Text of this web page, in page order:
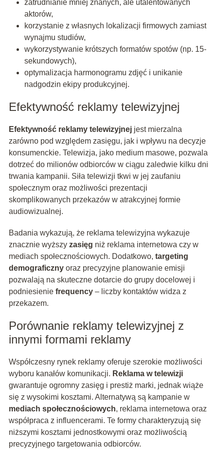
zatrudnianie mniej znanych, ale utalentowanych
aktorów,
korzystanie z własnych lokalizacji firmowych zamiast
wynajmu studiów,
wykorzystywanie krótszych formatów spotów (np. 15-
sekundowych),
optymalizacja harmonogramu zdjęć i unikanie
nadgodzin ekipy produkcyjnej.
Efektywność reklamy telewizyjnej
Efektywność reklamy telewizyjnejjest mierzalna
zarówno pod względem zasięgu, jak i wpływu na decyzje
konsumenckie. Telewizja, jako medium masowe, pozwala
dotrzeć do milionów odbiorców w ciągu zaledwie kilku dni
trwania kampanii. Siła telewizji tkwi w jej zaufaniu
społecznym oraz możliwości prezentacji
skomplikowanych przekazów w atrakcyjnej formie
audiowizualnej.
Badania wykazują, że reklama telewizyjna wykazuje
znacznie wyższy zasięg niż reklama internetowa czy w
mediach społecznościowych. Dodatkowo, targeting
demograficznyoraz precyzyjne planowanie emisji
pozwalają na skuteczne dotarcie do grupy docelowej i
podniesienie frequency– liczby kontaktów widza z
przekazem.
Porównanie reklamy telewizyjnej z
innymi formami reklamy
Współczesny rynek reklamy oferuje szerokie możliwości
wyboru kanałów komunikacji. Reklama w telewizji
gwarantuje ogromny zasięg i prestiż marki, jednak wiąże
się z wysokimi kosztami. Alternatywą są kampanie w
mediach społecznościowych, reklama internetowa oraz
współpraca z influencerami. Te formy charakteryzują się
niższymi kosztami jednostkowymi oraz możliwością
precyzyjnego targetowania odbiorców.